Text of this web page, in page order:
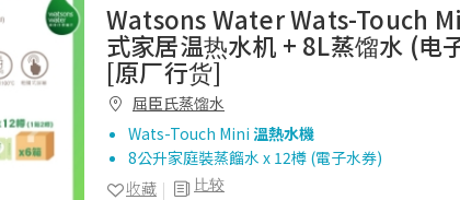
Watsons Water Wats-Touch
式家居温热水机 + 8L蒸馏水 (电
[原厂行货]
屈臣氏蒸馏水
Wats-Touch Mini 溫熱水機
8公升家庭裝蒸餾水 x 12樽 (電子水券)
比较
收藏